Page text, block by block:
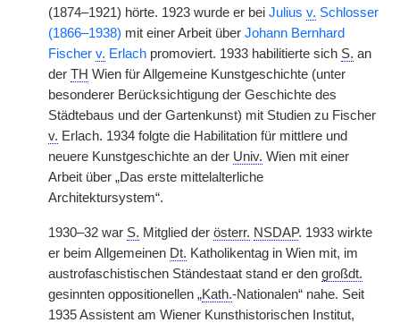
(1874–1921) hörte. 1923 wurde er bei Julius v. Schlosser
(1866–1938) mit einer Arbeit über Johann Bernhard
Fischer v. Erlach promoviert. 1933 habilitierte sich S. an
der TH Wien für Allgemeine Kunstgeschichte (unter
besonderer Berücksichtigung der Geschichte des
Städtebaus und der Gartenkunst) mit Studien zu Fischer
v. Erlach. 1934 folgte die Habilitation für mittlere und
neuere Kunstgeschichte an der Univ. Wien mit einer
Arbeit über „Das erste mittelalterliche
Architektursystem“.
1930–32 war S. Mitglied der österr. NSDAP. 1933 wirkte
er beim Allgemeinen Dt. Katholikentag in Wien mit, im
austrofaschistischen Ständestaat stand er den großdt.
gesinnten oppositionellen „Kath.-Nationalen“ nahe. Seit
1935 Assistent am Wiener Kunsthistorischen Institut,